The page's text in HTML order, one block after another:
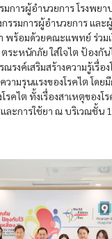
มการผู้อำนวยการ โรงพยา
รมการผู้อำนวยการ และ
พร้อมด้วยคณะแพทย์ ร่วม
ระหนักภัย ใส่ใจไต ป้องกัน
รงค์เสริมสร้างความรู้เรื่อ
ามรุนแรงของโรคไต โดย
รคไต ทั้งเรื่องสาเหตุของโ
ละการใช้ยา ณ บริเวณชั้น